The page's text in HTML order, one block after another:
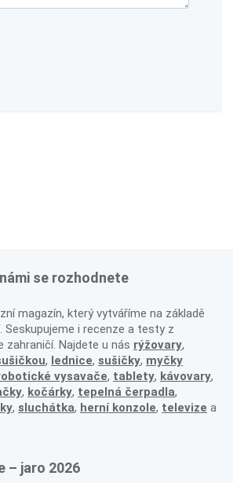
se rozhodnete
magazín, který vytváříme na základě
i recenze a testy z
zahraničí. Najdete u nás rýžovary,
, lednice, sušičky, myčky
vysavače, tablety, kávovary,
, kočárky, tepelná čerpadla,
, sluchátka, herní konzole, televize a
– jaro 2026